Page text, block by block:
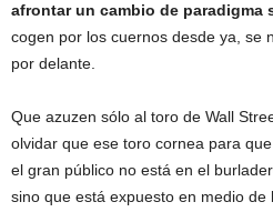
afrontar un cambio de paradigma
cogen por los cuernos desde ya, se
por delante.
Que azuzen sólo al toro de Wall
olvidar que ese toro cornea para
el gran público no está en el
sino que está expuesto en medio de